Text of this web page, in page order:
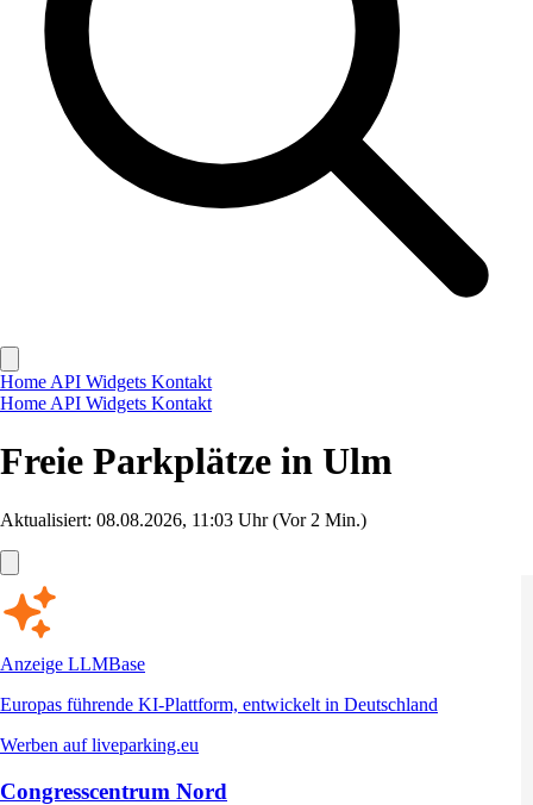
Home API Widgets Kontakt
Home API Widgets Kontakt
Freie Parkplätze in Ulm
Aktualisiert: 08.08.2026, 11:03 Uhr(Vor 2 Min.)
Anzeige LLMBase
Europas führende KI-Plattform, entwickelt in Deutschland
Werben auf liveparking.eu
Congresscentrum Nord